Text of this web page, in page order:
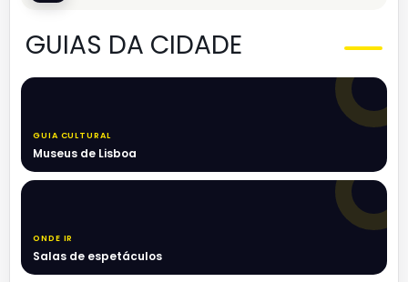
GUIAS DA CIDADE
GUIA CULTURAL
Museus de Lisboa
ONDE IR
Salas de espetáculos